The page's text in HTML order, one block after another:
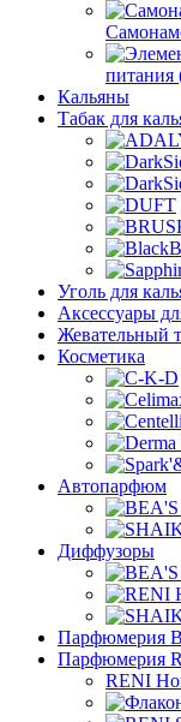
питания
Кальяны
Табак для
Уголь для
Аксессуары
Жевательный
Косметика
Автопарфюм
Диффузоры
Парфюмерия
Парфюмерия
RENI